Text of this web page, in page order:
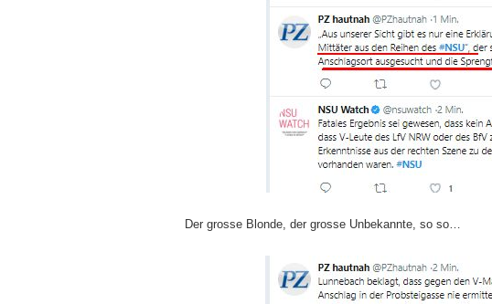
Der grosse Blonde, der grosse Unbekannte, so so…